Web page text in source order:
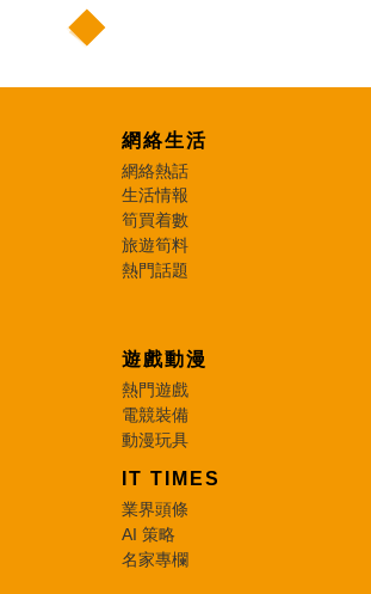
網絡生活
網絡熱話
生活情報
筍買着數
旅遊筍料
熱門話題
遊戲動漫
熱門遊戲
電競裝備
動漫玩具
IT TIMES
業界頭條
AI 策略
名家專欄